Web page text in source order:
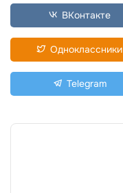
ВКонтакте
Одноклассники
Telegram